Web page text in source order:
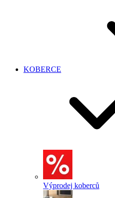
KOBERCE
Výprodej koberců